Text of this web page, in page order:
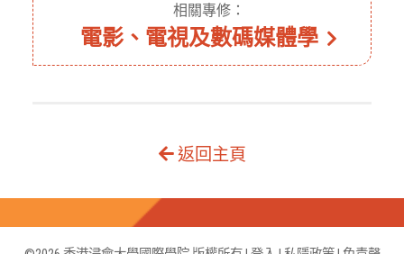
相關專修：
電影、電視及數碼媒體學
返回主頁